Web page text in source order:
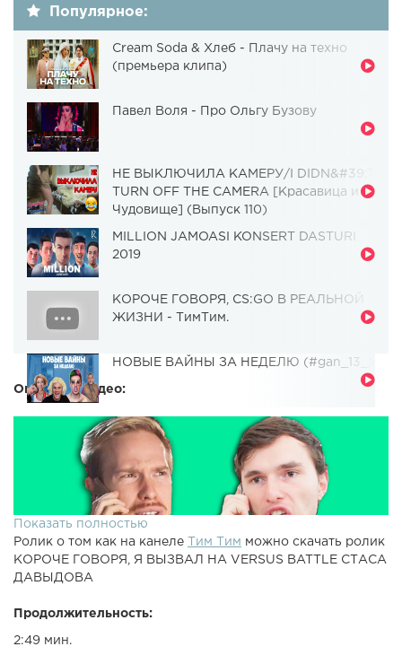
Популярное:
Cream Soda & Хлеб - Плачу на техно
(премьера клипа)
Павел Воля - Про Ольгу Бузову
НЕ ВЫКЛЮЧИЛА КАМЕРУ/I DIDN&#39;T
TURN OFF THE CAMERA [Красавица и
Чудовище] (Выпуск 110)
MILLION JAMOASI KONSERT DASTURI
2019
КОРОЧЕ ГОВОРЯ, CS:GO В РЕАЛЬНОЙ
ЖИЗНИ - ТимТим.
НОВЫЕ ВАЙНЫ ЗА НЕДЕЛЮ (#gan_13_)
Описание видео:
Показать полностью
Ролик о том как на канеле
Tим Тим можно скачать ролик
КОРОЧЕ ГОВОРЯ, Я ВЫЗВАЛ НА VERSUS BATTLE СТАСА
ДАВЫДОВА
Продолжительность:
2:49 мин.